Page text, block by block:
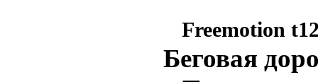
Freemotion
Беговая